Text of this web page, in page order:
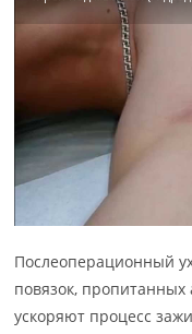
Послеоперационный
повязок,
ускоряют процесс